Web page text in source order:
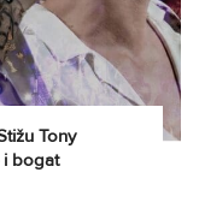
Tony
i bogat